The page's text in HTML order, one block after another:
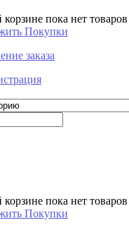
пока нет товаров
Покупки
заказа
пока нет товаров
Покупки